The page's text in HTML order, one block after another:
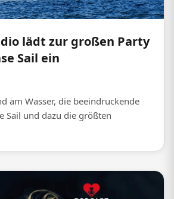
lädt zur großen Party
Sail ein
am Wasser, die beeindruckende
Sail und dazu die größten